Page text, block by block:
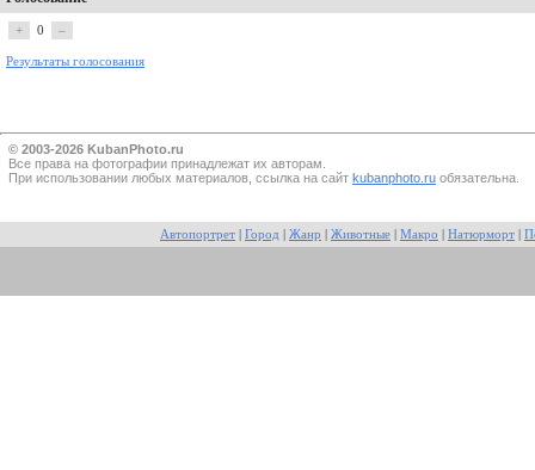
+ 0 –
Результаты голосования
© 2003-2026 KubanPhoto.ru
Все прaва на фотографии принадлежат их авторам.
При использовании любых материалов, ссылка на сайт kubanphoto.ru обязательна.
Автопортрет Город Жанр Животные Макро Натюрморт